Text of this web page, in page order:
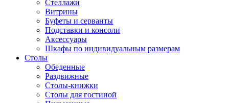
Стеллажи
Витрины
Буфеты и серванты
Подставки и консоли
Аксессуары
Шкафы по индивидуальным размерам
Столы
Обеденные
Раздвижные
Столы-книжки
Столы для гостиной